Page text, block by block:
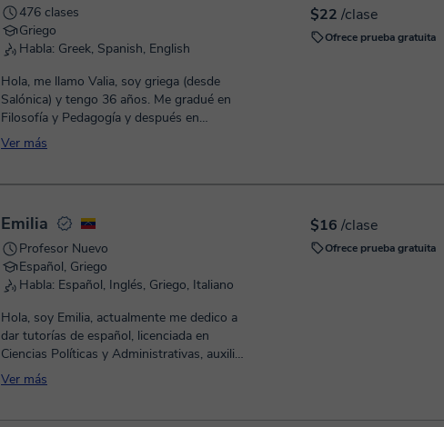
$22 /clase
Ofrece prueba gratuita
476 clases
Griego
Habla: Greek, Spanish, English
Hola, me llamo Valia, soy griega (desde
Salónica) y tengo 36 años. Me gradué en
Filosofía y Pedagogía y después en
Psicología. En 2025 obtuve mi Máste...
Ver más
$16 /clase
Ofrece prueba gratuita
Emilia
Profesor Nuevo
Español, Griego
Habla: Español, Inglés, Griego, Italiano
Hola, soy Emilia, actualmente me dedico a
dar tutorías de español, licenciada en
Ciencias Políticas y Administrativas, auxiliar
de enfermería, tengo c...
Ver más